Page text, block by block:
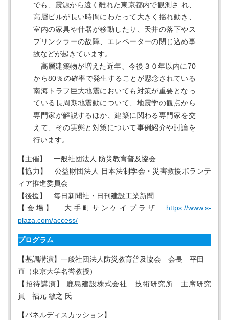
でも、震源から遠く離れた東京都内で観測さ れ、
高層ビルが長い時間にわたって大きく揺れ動き、
室内の家具や什器が移動したり、天井の落下やス
プリンクラーの故障、エレベーターの閉じ込め事
故などが起きています。
高層建築物が増えた近年、今後３０年以内に70
から80％の確率で発生することが懸念されている
南海トラフ巨大地震においても対策が重要となっ
ている長周期地震動について、地震学の観点から
専門家が解説するほか、建築に関わる専門家を交
えて、その実態と対策について事例紹介や討論を
行います。
【主催】 一般社団法人 防災教育普及協会
【協力】 公益財団法人 日本法制学会・災害救援ボランテ
ィア推進委員会
【後援】 毎日新聞社・日刊建設工業新聞
【会場】 大手町サンケイプラザ
https://www.s-
plaza.com/access/
プログラム
【基調講演】一般社団法人防災教育普及協会 会長 平田
直（東京大学名誉教授）
【招待講演】 鹿島建設株式会社 技術研究所 主席研究
員 福元 敏之 氏
【パネルディスカッション】